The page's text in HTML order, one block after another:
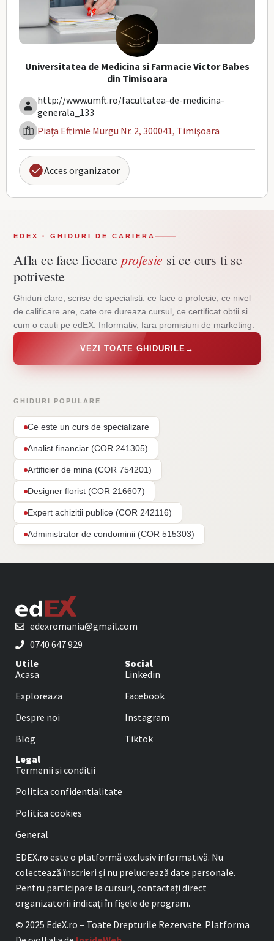
Universitatea de Medicina si Farmacie Victor Babes
din Timisoara
http://www.umft.ro/facultatea-de-medicina-
generala_133
Piaţa Eftimie Murgu Nr. 2, 300041, Timişoara
Acces organizator
EDEX · GHIDURI DE CARIERA
Afla ce face fiecare profesie si ce curs ti se
potriveste
Ghiduri clare, scrise de specialisti: ce face o profesie, ce nivel
de calificare are, cate ore dureaza cursul, ce certificat obtii si
cum o cauti pe edEX. Informativ, fara promisiuni de marketing.
VEZI TOATE GHIDURILE →
GHIDURI POPULARE
Ce este un curs de specializare
Analist financiar (COR 241305)
Artificier de mina (COR 754201)
Designer florist (COR 216607)
Expert achizitii publice (COR 242116)
Administrator de condominii (COR 515303)
edexromania@gmail.com
0740 647 929
Utile
Acasa
Exploreaza
Despre noi
Blog
Social
Linkedin
Facebook
Instagram
Tiktok
Legal
Termenii si conditii
Politica confidentialitate
Politica cookies
General
EDEX.ro este o platformă exclusiv informativă. Nu
colectează înscrieri și nu prelucrează date personale.
Pentru participare la cursuri, contactați direct
organizatorii indicați în fișele de program.
© 2025 EdeX.ro – Toate Drepturile Rezervate. Platforma